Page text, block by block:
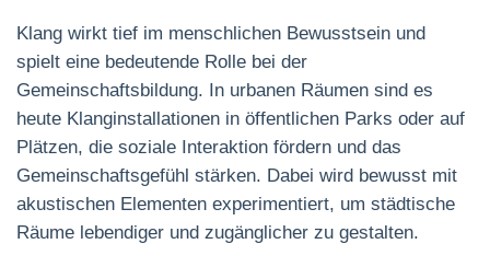
Klang wirkt tief im menschlichen Bewusstsein und
spielt eine bedeutende Rolle bei der
Gemeinschaftsbildung. In urbanen Räumen sind es
heute Klanginstallationen in öffentlichen Parks oder auf
Plätzen, die soziale Interaktion fördern und das
Gemeinschaftsgefühl stärken. Dabei wird bewusst mit
akustischen Elementen experimentiert, um städtische
Räume lebendiger und zugänglicher zu gestalten.